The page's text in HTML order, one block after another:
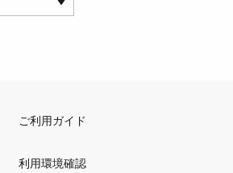
ご利用ガイド
利用環境確認